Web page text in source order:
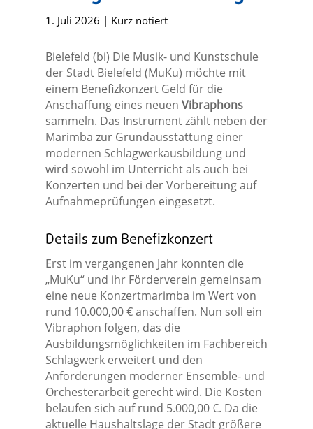
1. Juli 2026 | Kurz notiert
Bielefeld (bi) Die Musik- und Kunstschule
der Stadt Bielefeld (MuKu) möchte mit
einem Benefizkonzert Geld für die
Anschaffung eines neuen Vibraphons
sammeln. Das Instrument zählt neben der
Marimba zur Grundausstattung einer
modernen Schlagwerkausbildung und
wird sowohl im Unterricht als auch bei
Konzerten und bei der Vorbereitung auf
Aufnahmeprüfungen eingesetzt.
Details zum Benefizkonzert
Erst im vergangenen Jahr konnten die
„MuKu“ und ihr Förderverein gemeinsam
eine neue Konzertmarimba im Wert von
rund 10.000,00 € anschaffen. Nun soll ein
Vibraphon folgen, das die
Ausbildungsmöglichkeiten im Fachbereich
Schlagwerk erweitert und den
Anforderungen moderner Ensemble- und
Orchesterarbeit gerecht wird. Die Kosten
belaufen sich auf rund 5.000,00 €. Da die
aktuelle Haushaltslage der Stadt größere